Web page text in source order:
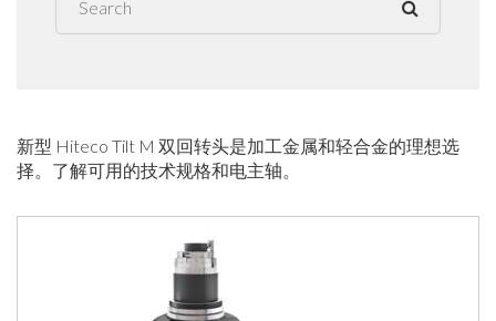
新型 Hiteco Tilt M 双回转头是加工金属和轻合金的理想选
择。了解可用的技术规格和电主轴。